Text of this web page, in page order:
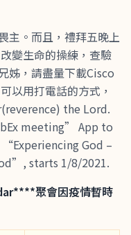
主。而且，禮拜五晚上
變生命的操練，查驗
姊，請盡量下載Cisco
以用打電話的方式，
the Lord.
meeting” App to
God –
starts 1/8/2021.
聚會因疫情暫時